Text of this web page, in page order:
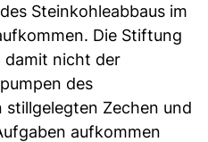
Steinkohleabbaus im
Die Stiftung
damit nicht der
des
stillgelegten Zechen und
aufkommen